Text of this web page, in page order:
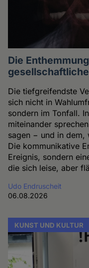
Die
Die tiefgreifendste
sich nicht in
sondern im Tonfall.
miteinander
sagen − und in dem,
Die kommunikative
Ereignis, sondern
die sich leise, aber
Udo Endruscheit
06.08.2026
KUNST UND KULTUR